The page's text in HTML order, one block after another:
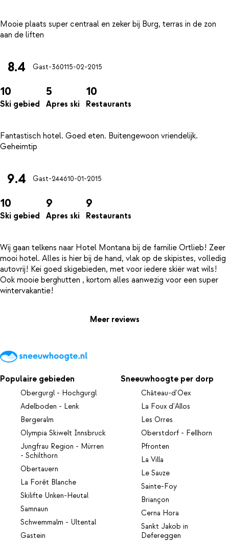
Mooie plaats super centraal en zeker bij Burg, terras in de zon
8.4 Gast-360115-02-2015
10
Ski gebied
5
Apres ski
10
Restaurants
Fantastisch hotel. Goed eten. Buitengewoon vriendelijk.
9.4 Gast-244610-01-2015
10
Ski gebied
9
Apres ski
9
Restaurants
Wij gaan telkens naar Hotel Montana bij de familie Ortlieb! Zeer
mooi hotel. Alles is hier bij de hand, vlak op de skipistes, volledig
autovrij! Kei goed skigebieden, met voor iedere skiër wat wils!
Ook mooie berghutten , kortom alles aanwezig voor een super
Meer reviews
Populaire gebieden
Obergurgl - Hochgurgl
Adelboden - Lenk
Bergeralm
Olympia Skiwelt Innsbruck
Jungfrau Region - Mürren
- Schilthorn
Obertauern
La Forêt Blanche
Skilifte Unken-Heutal
Samnaun
Schwemmalm - Ultental
Gastein
Sneeuwhoogte per dorp
Château-d'Oex
La Foux d'Allos
Les Orres
Oberstdorf - Fellhorn
Pfronten
La Villa
Le Sauze
Sainte-Foy
Briançon
Cerna Hora
Sankt Jakob in
Defereggen